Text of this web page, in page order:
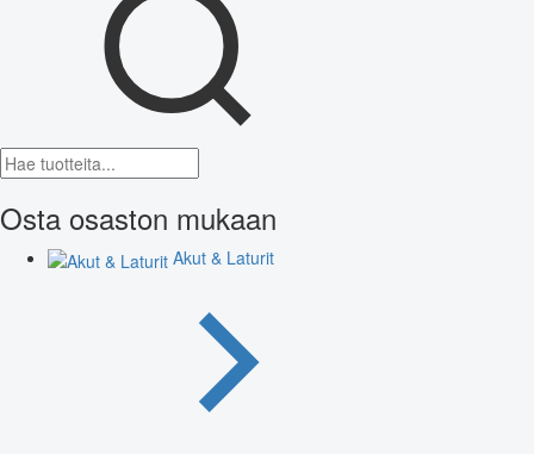
Osta osaston mukaan
Akut & Laturit